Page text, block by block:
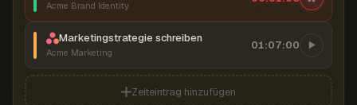
Acme Brand Identity
Marketingstrategie schreiben
Acme Marketing
01:07:00
Zeiteintrag hinzufügen